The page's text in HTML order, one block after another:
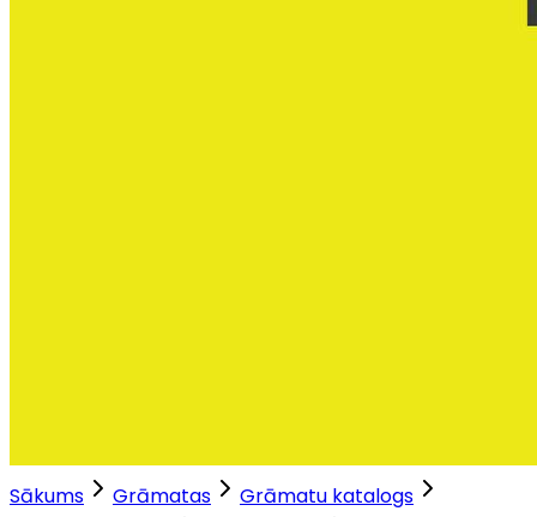
Sākums Grāmatas
Grāmatu katalogs